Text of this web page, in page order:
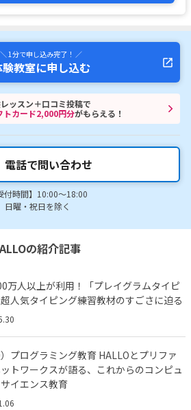
＼ 1分で申し込み完了！ ／
教室に申し込む
ッスン＋口コミ投稿で
カード2,000円分がもらえる！
電話で問い合わせ
付時間】10:00～18:00
日曜・祝日を除く
の紹介記事
万人以上が利用！「プレイグラムタイピ
人気タイピング練習教材のすごさに迫る
）プログラミング教育 HALLOとプリファ
トワークスが語る、これからのコンピュ
イエンス教育